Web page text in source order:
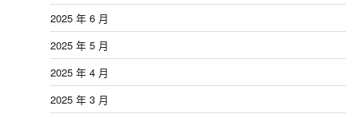
2025 年 6 月
2025 年 5 月
2025 年 4 月
2025 年 3 月